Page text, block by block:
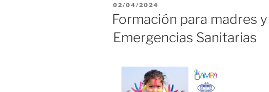
PUBLICADO
EL
02/04/2024
Formación para madres
Emergencias Sanitarias